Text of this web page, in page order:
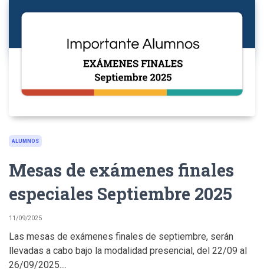
ALUMNOS
Mesas de exámenes finales
especiales Septiembre 2025
11/09/2025
Las mesas de exámenes finales de septiembre, serán
llevadas a cabo bajo la modalidad presencial, del 22/09 al
26/09/2025....